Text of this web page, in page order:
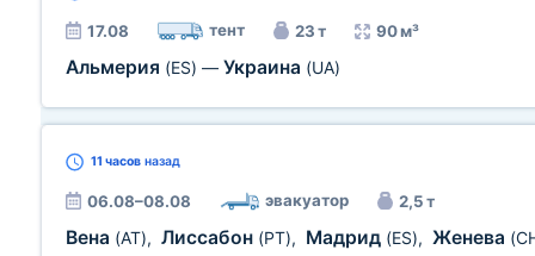
17.08 тент 23 т 90 м³
Альмерия (ES) — Украина (UA)
11 часов назад
06.08–08.08 эвакуатор 2,5 т
Вена (AT), Лиссабон (PT), Мадрид (ES), Женева